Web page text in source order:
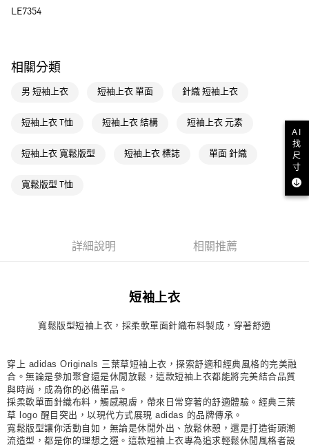
運送方式
付款後全家取貨
每筆NT$80，滿NT$1,500(含以上)免運費
萊爾富取貨付款
每筆NT$80，滿NT$1,500(含以上)免運費
付款後7-11取貨
每筆NT$80，滿NT$1,500(含以上)免運費
LE7354
相關分類
男 短袖上衣 短袖上衣 單面 針織 短袖上衣
短袖上衣 T恤 短袖上衣 結構 短袖上衣 元素
短袖上衣 寬鬆版型 短袖上衣 標誌 單面 針織
寬鬆版型 T恤
詳細說明 相關推薦
短袖上衣
寬鬆版型短袖上衣，採柔軟單面針織布料製成，穿著舒適
穿上 adidas Originals 三葉草短袖上衣，探索舒適和經典風格的完美融
合。無論是參加聚會還是休閒放鬆，這款短袖上衣都能將完美結合品質
與時尚，成為你的必備單品。
採柔軟單面針織布料，觸感親膚，帶來日常穿著的舒適體驗。經典三葉
草 logo 醒目突出，以現代方式展現 adidas 的品牌傳承。
寬鬆版型讓你活動自如，無論是休閒外出、放鬆休憩，還是打造街頭潮
流造型，都是你的理想之選。這款短袖上衣專為追求輕鬆休閒風格者設
AI
找
尺
寸